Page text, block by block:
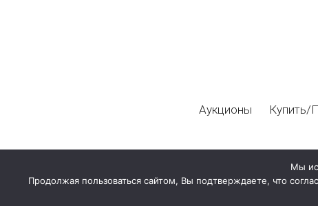
Аукционы Купить/
Мы
Продолжая пользоваться сайтом, Вы подтверждаете, что